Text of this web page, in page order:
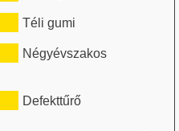
Téli gumi
Négyévszakos
Defekttűrő